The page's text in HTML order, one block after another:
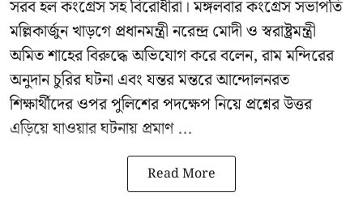
সরব হল কংগ্রেস সহ বিরোধীরা। মঙ্গলবার কংগ্রেস সভাপতি
মল্লিকার্জুন খাড়গে প্রধানমন্ত্রী নরেন্দ্র মোদী ও স্বরাষ্ট্রমন্ত্রী
অমিত শাহের বিরুদ্ধে অভিযোগ করে বলেন, রাম মন্দিরের
অনুদান চুরির ঘটনা এবং যন্তর মন্তরে আন্দোলনরত
শিক্ষার্থীদের ওপর পুলিশের পদক্ষেপ নিয়ে প্রশ্নের উত্তর
এড়িয়ে যাওয়ার ঘটনায় প্রমাণ ...
Read More